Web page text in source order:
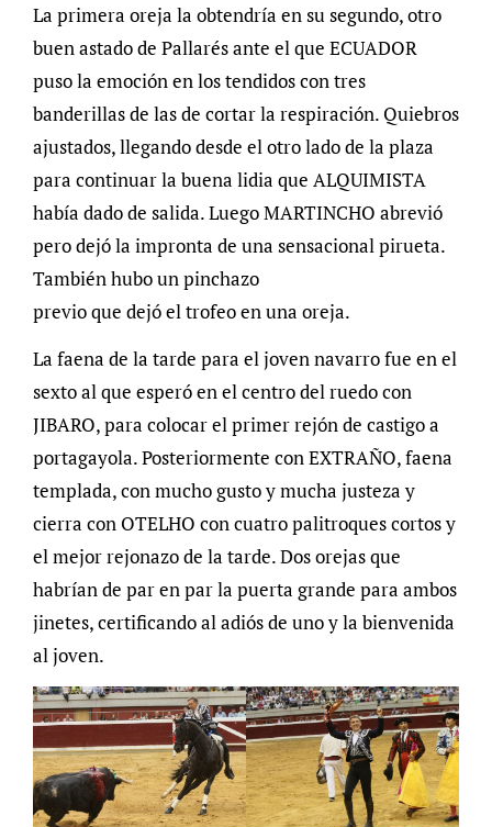
La primera oreja la obtendría en su segundo, otro
buen astado de Pallarés ante el que ECUADOR
puso la emoción en los tendidos con tres
banderillas de las de cortar la respiración. Quiebros
ajustados, llegando desde el otro lado de la plaza
para continuar la buena lidia que ALQUIMISTA
había dado de salida. Luego MARTINCHO abrevió
pero dejó la impronta de una sensacional pirueta.
También hubo un pinchazo
previo que dejó el trofeo en una oreja.
La faena de la tarde para el joven navarro fue en el
sexto al que esperó en el centro del ruedo con
JIBARO, para colocar el primer rejón de castigo a
portagayola. Posteriormente con EXTRAÑO, faena
templada, con mucho gusto y mucha justeza y
cierra con OTELHO con cuatro palitroques cortos y
el mejor rejonazo de la tarde. Dos orejas que
habrían de par en par la puerta grande para ambos
jinetes, certificando al adiós de uno y la bienvenida
al joven.